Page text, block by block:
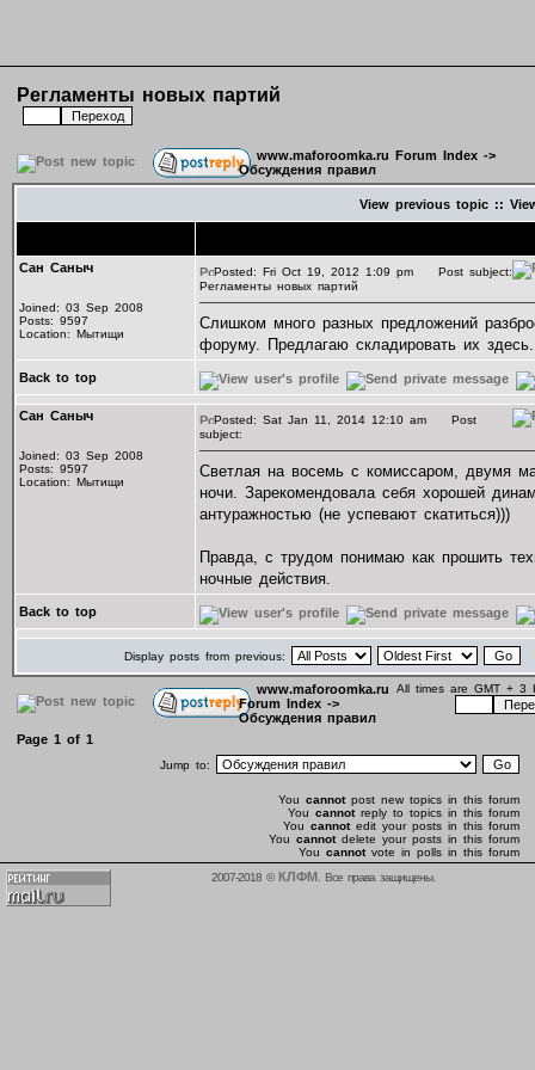
Регламенты новых партий
www.maforoomka.ru Forum Index ->
Обсуждения правил
View previous topic ::
Сан Саныч
Joined: 03 Sep 2008
Posts: 9597
Location: Мытищи
Posted: Fri Oct 19, 2012 1:09 pm
Post subject:
Регламенты новых партий
Слишком много разных предложений
форуму. Предлагаю складировать их здесь.
Back to top
Сан Саныч
Joined: 03 Sep 2008
Posts: 9597
Location: Мытищи
Posted: Sat Jan 11, 2014 12:10 am
Post
subject:
Светлая на восемь с комиссаром, двумя
ночи. Зарекомендовала себя хорошей
антуражностью (не успевают скатиться)))
Правда, с трудом понимаю как прошить
ночные действия.
Back to top
Display posts from previous:
www.maforoomka.ru
Forum Index ->
Обсуждения правил
All times are GMT + 3
Page 1 of 1
Jump to:
You cannotpost new topics in this forum
You cannotreply to topics in this forum
You cannotedit your posts in this forum
You cannotdelete your posts in this forum
You cannotvote in polls in this forum
2007-2018 © КЛФМ . Все права защищены.